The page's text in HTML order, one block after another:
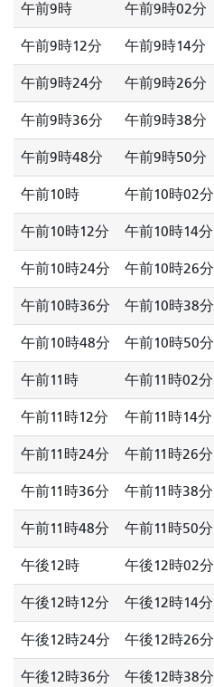
午前9時 午前9時02分
午前9時12分 午前9時14分
午前9時24分 午前9時26分
午前9時36分 午前9時38分
午前9時48分 午前9時50分
午前10時 午前10時02分
午前10時12分 午前10時14分
午前10時24分 午前10時26分
午前10時36分 午前10時38分
午前10時48分 午前10時50分
午前11時 午前11時02分
午前11時12分 午前11時14分
午前11時24分 午前11時26分
午前11時36分 午前11時38分
午前11時48分 午前11時50分
午後12時 午後12時02分
午後12時12分 午後12時14分
午後12時24分 午後12時26分
午後12時36分 午後12時38分